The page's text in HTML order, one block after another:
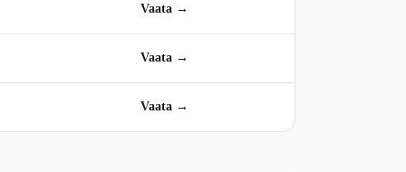
Vaata →
Vaata →
Vaata →